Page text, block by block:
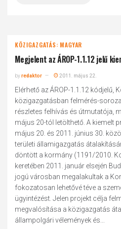
KÖZIGAZGATÁS: MAGYAR
Megjelent az ÁROP-1.1.12 jelű
byredaktor 2011. május 22.
Elérhető az ÁROP-1.1.12 kódjelű,
közigazgatásban felmérés-
részletes felhívás és útmutatója,
május 20-tól letölthető. A kiemelt
május 20. és 2011. június 30.
területi államigazgatás
döntött a kormány (1191/2010.
keretében 2011. január elsején
jogú városban megalakultak a
fokozatosan lehetővé téve a
ügyintézést. Jelen projekt célja
megvalósítása a közigazgatás
állampolgári vélemények és...